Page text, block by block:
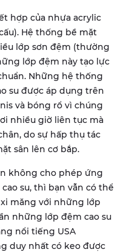
hợp của nhựa acrylic
Hệ thống bề mặt
lớp sơn đệm (thường
lớp đệm này tạo lực
Những hệ thống
su được áp dụng trên
và bóng rổ vì chúng
nhiều giờ liên tục mà
do sự hấp thụ tác
sân lên cơ bắp.
không cho phép ứng
su, thì bạn vẫn có thể
măng với những lớp
những lớp đệm cao su
nổi tiếng USA
duy nhất có keo được